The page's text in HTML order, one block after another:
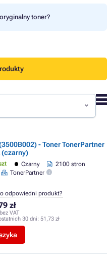
toner?
- Toner TonerPartner
(czarny)
Czarny
2100 stron
TonerPartner
zł
VAT
30 dni: 51,73 zł
odpowiedni produkt?